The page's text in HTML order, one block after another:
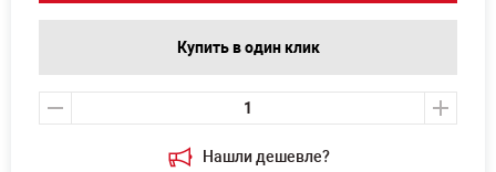
Нашли дешевле?
Купить в один клик